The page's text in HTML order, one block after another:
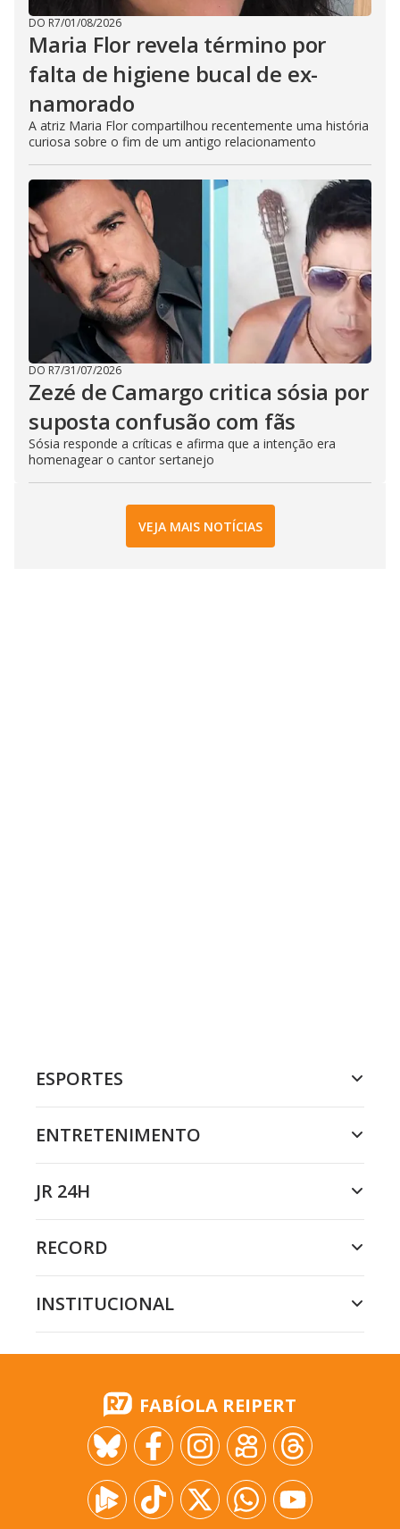
DO R7/01/08/2026
Maria Flor revela término por
falta de higiene bucal de ex-
namorado
A atriz Maria Flor compartilhou recentemente uma história
curiosa sobre o fim de um antigo relacionamento
DO R7/31/07/2026
Zezé de Camargo critica sósia por
suposta confusão com fãs
Sósia responde a críticas e afirma que a intenção era
homenagear o cantor sertanejo
VEJA MAIS NOTÍCIAS
ESPORTES
ENTRETENIMENTO
JR 24H
RECORD
INSTITUCIONAL
FABÍOLA REIPERT